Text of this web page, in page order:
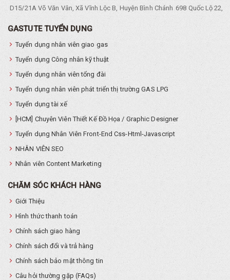
D15/21A Võ Văn Vân, Xã Vĩnh Lộc B, Huyện Bình Chánh 698 Quốc Lộ 22,
GASTUTE TUYỂN DỤNG
Tuyển dụng nhân viên giao gas
Tuyển dụng Công nhân kỹ thuật
Tuyển dụng nhân viên tổng đài
Tuyển dụng nhân viên phát triển thị trường GAS LPG
Tuyển dụng tài xế
[HCM] Chuyên Viên Thiết Kế Đồ Họa / Graphic Designer
Tuyển dụng Nhân Viên Front-End Css-Html-Javascript
NHÂN VIÊN SEO
Nhân viên Content Marketing
CHĂM SÓC KHÁCH HÀNG
Giới Thiệu
Hình thức thanh toán
Chính sách giao hàng
Chính sách đổi và trả hàng
Chính sách bảo mật thông tin
Câu hỏi thường gặp (FAQs)